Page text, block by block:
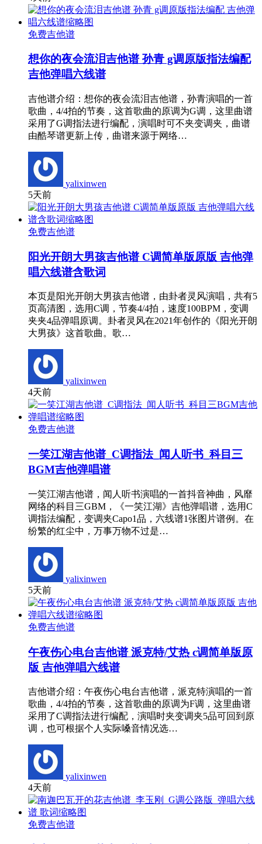
免费吉他谱
想你的夜会流泪吉他谱 孙青 g调原版指法编配
吉他弹唱六线谱
吉他谱介绍：想你的夜会流泪吉他谱，孙青演唱的一首
歌曲，4/4拍的节奏，这首歌曲的原调为G调，这里曲谱
采用了G调指法进行编配，演唱时可不夹变调夹，曲谱
由酷琴谱更新上传，曲谱来源于网络…
yalixinwen
5天前
免费吉他谱
阳光开朗大男孩吉他谱 C调简单版原版 吉他弹
唱六线谱含歌词
本页是阳光开朗大男孩吉他谱，由卦者灵风演唱，共有5
页高清图，选用C调，节奏4/4拍，速度100BPM，变调
夹夹4品弹唱原调。卦者灵风在2021年创作的《阳光开朗
大男孩》这首歌曲。歌…
yalixinwen
4天前
免费吉他谱
一笑江湖吉他谱_C调指法_闻人听书_科目三
BGM吉他弹唱谱
一笑江湖吉他谱，闻人听书演唱的一首抖音神曲，风靡
网络的科目三GBM，《一笑江湖》吉他弹唱谱，选用C
调指法编配，变调夹Capo1品，六线谱1张图片谱例。在
纷繁的红尘中，万事万物不过是…
yalixinwen
5天前
免费吉他谱
午夜伤心电台吉他谱 派克特/艾热 c调简单版原
版 吉他弹唱六线谱
吉他谱介绍：午夜伤心电台吉他谱，派克特演唱的一首
歌曲，4/4拍的节奏，这首歌曲的原调为F调，这里曲谱
采用了C调指法进行编配，演唱时夹变调夹5品可回到原
调，也可根据个人实际嗓音情况选…
yalixinwen
4天前
免费吉他谱